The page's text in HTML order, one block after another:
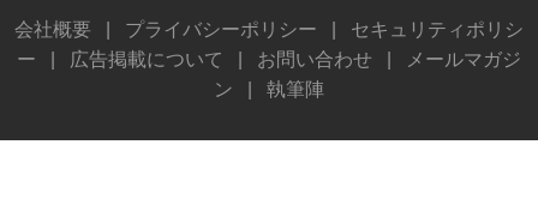
会社概要 プライバシーポリシー
セキュリティポリシ
ー
広告掲載について お問い合わせ
メールマガジ
ン
執筆陣